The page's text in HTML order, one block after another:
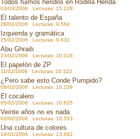
Todos fuimos heridos en Rodilla Herida
03/03/2006 Lecturas: 15.228
El talento de España
28/02/2006 Lecturas: 9.564
Izquierda y gramática
25/02/2006 Lecturas: 9.631
Abu Ghraib
23/02/2006 Lecturas: 10.016
El papelón de ZP
11/02/2006 Lecturas: 10.522
¿Pero sabe esto Conde Pumpido?
08/02/2006 Lecturas: 10.239
El cocalero
05/02/2006 Lecturas: 10.825
Veinte años no es nada
02/02/2006 Lecturas: 10.553
Una cultura de colores
18/01/2006 Lecturas: 13.692